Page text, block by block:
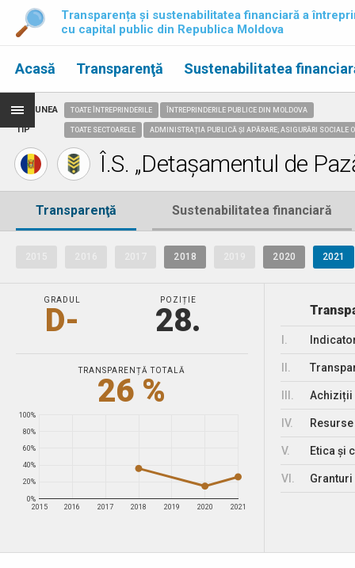
Transparența și sustenabilitatea financiară a
cu capital public din Republica Moldova
Acasă Transparenţă Sustenabilitatea
REGIUNEA
TIP
TOATE ÎNTREPRINDERILE ÎNTREPRINDERILE PUBLICE DIN MOLDOVA
TOATE SECTOARELE ADMINISTRAȚIA PUBLICĂ ȘI APĂRARE; ASIGURĂRI SOCIALE
Î.S. „Detașamentul de
Transparenţă Sustenabilitatea financiară
2018 2020 2021
GRADUL
D-
POZIȚIE
28.
TRANSPARENȚĂ TOTALĂ
26 %
2015 2016 2017 2018 2019 2020 2021
0%
20%
40%
60%
80%
100%
Achiziții
IV.
V. Etica și
VI.